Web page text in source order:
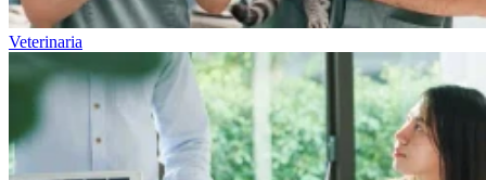
Veterinaria